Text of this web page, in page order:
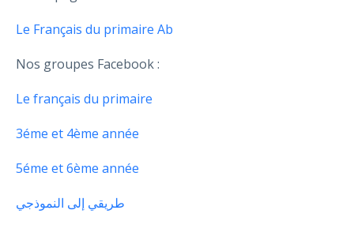
Le Français du primaire Ab
Nos groupes Facebook :
Le français du primaire
3éme et 4ème année
5éme et 6ème année
طريقي إلى النموذجي